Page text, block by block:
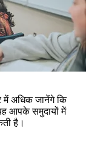
में अधिक जानेंगे कि
आपके समुदायों में
है।